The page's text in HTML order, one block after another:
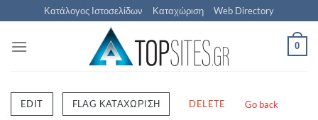
Μετάβαση
στο
περιεχόμενο
Κατάλογος Ιστοσελίδων Καταχώριση Web Directory
0
EDIT FLAG ΚΑΤΑΧΏΡΙΣΗ DELETE Go back